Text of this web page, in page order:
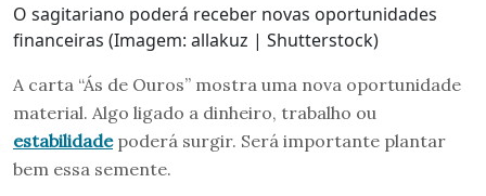
O sagitariano poderá receber novas oportunidades
financeiras (Imagem: allakuz | Shutterstock)
A carta “Ás de Ouros” mostra uma nova oportunidade
material. Algo ligado a dinheiro, trabalho ou
estabilidadepoderá surgir. Será importante plantar
bem essa semente.